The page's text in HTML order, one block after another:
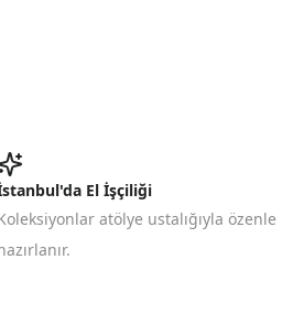
El İşçiliği
atölye ustalığıyla özenle